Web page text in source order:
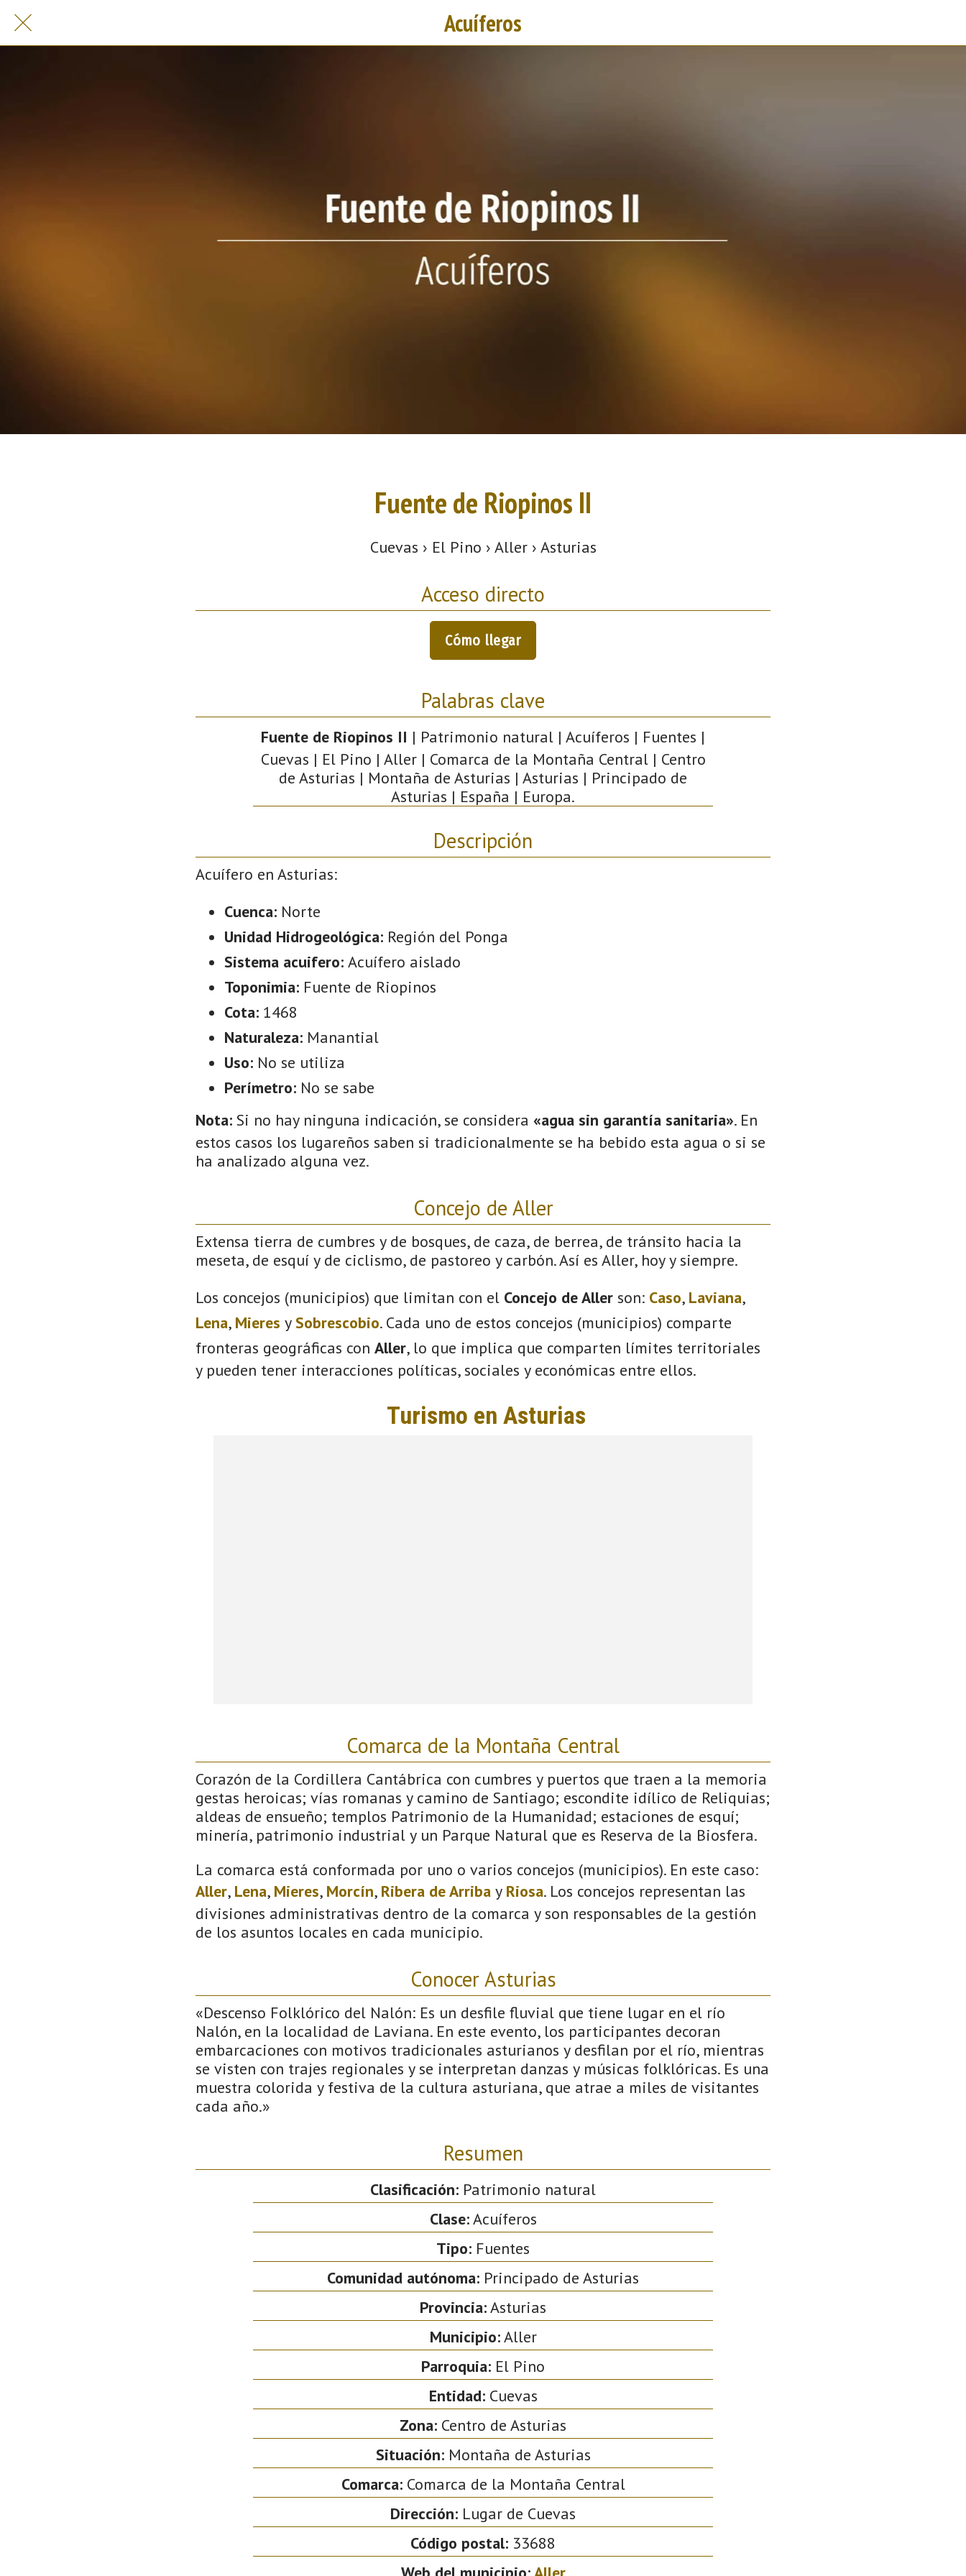
Acuíferos
Fuente de Riopinos II
Cuevas › El Pino › Aller › Asturias
Acceso directo
Cómo llegar
Palabras clave
Fuente de Riopinos II | Patrimonio natural | Acuíferos | Fuentes |
Cuevas | El Pino | Aller | Comarca de la Montaña Central | Centro
de Asturias | Montaña de Asturias | Asturias | Principado de
Asturias | España | Europa.
Descripción
Acuífero en Asturias:
Cuenca: Norte
Unidad Hidrogeológica: Región del Ponga
Sistema acuifero: Acuífero aislado
Toponimia: Fuente de Riopinos
Cota: 1468
Naturaleza: Manantial
Uso: No se utiliza
Perímetro: No se sabe
Nota: Si no hay ninguna indicación, se considera «agua sin garantía sanitaria». En
estos casos los lugareños saben si tradicionalmente se ha bebido esta agua o si se
ha analizado alguna vez.
Concejo de Aller
Extensa tierra de cumbres y de bosques, de caza, de berrea, de tránsito hacia la
meseta, de esquí y de ciclismo, de pastoreo y carbón. Así es Aller, hoy y siempre.
Los concejos (municipios) que limitan con el Concejo de Aller son: Caso, Laviana,
Lena, Mieres ySobrescobio. Cada uno de estos concejos (municipios) comparte
fronteras geográficas con Aller, lo que implica que comparten límites territoriales
y pueden tener interacciones políticas, sociales y económicas entre ellos.
Comarca de la Montaña Central
Corazón de la Cordillera Cantábrica con cumbres y puertos que traen a la memoria
gestas heroicas; vías romanas y camino de Santiago; escondite idílico de Reliquias;
aldeas de ensueño; templos Patrimonio de la Humanidad; estaciones de esquí;
minería, patrimonio industrial y un Parque Natural que es Reserva de la Biosfera.
La comarca está conformada por uno o varios concejos (municipios). En este caso:
Aller, Lena, Mieres, Morcín, Ribera de Arriba y Riosa. Los concejos representan las
divisiones administrativas dentro de la comarca y son responsables de la gestión
de los asuntos locales en cada municipio.
Conocer Asturias
«Descenso Folklórico del Nalón: Es un desfile fluvial que tiene lugar en el río
Nalón, en la localidad de Laviana. En este evento, los participantes decoran
embarcaciones con motivos tradicionales asturianos y desfilan por el río, mientras
se visten con trajes regionales y se interpretan danzas y músicas folklóricas. Es una
muestra colorida y festiva de la cultura asturiana, que atrae a miles de visitantes
cada año.»
Resumen
Clasificación: Patrimonio natural
Clase:Acuíferos
Tipo: Fuentes
Comunidad autónoma: Principado de Asturias
Provincia:Asturias
Municipio:Aller
Parroquia: El Pino
Entidad:Cuevas
Zona: Centro de Asturias
Situación:Montaña de Asturias
Comarca:Comarca de la Montaña Central
Dirección: Lugar de Cuevas
Código postal: 33688